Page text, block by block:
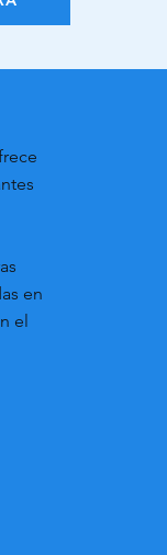
en
el